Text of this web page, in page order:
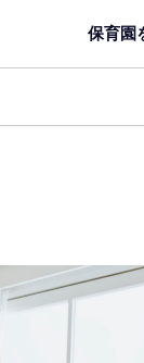
保育園